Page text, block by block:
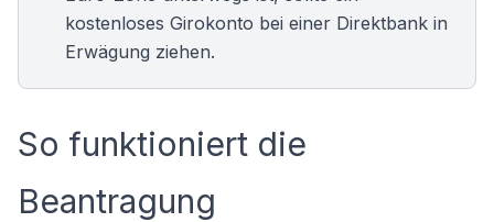
kostenloses Girokonto bei einer Direktbank in
Erwägung ziehen.
So funktioniert die
Beantragung